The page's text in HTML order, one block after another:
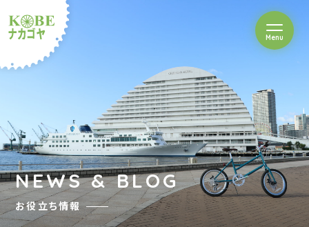
ルショップナカゴヤ
Menuを開閉
NEWS & BLOG
お役立ち情報